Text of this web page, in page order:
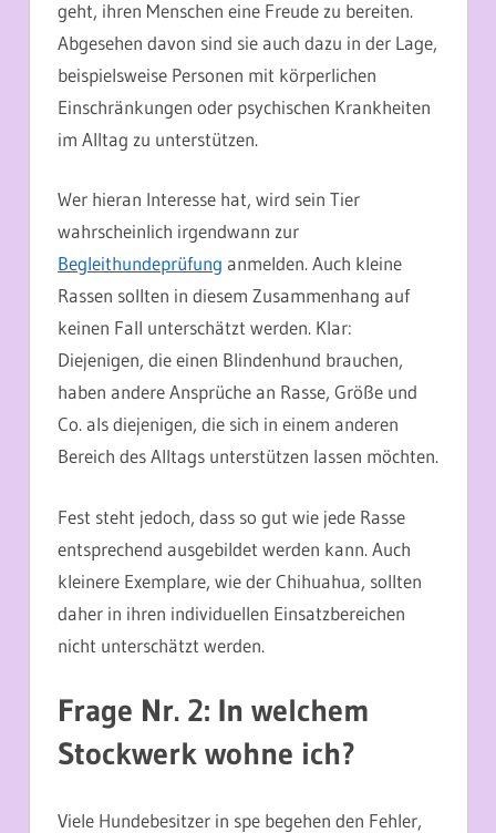
geht, ihren Menschen eine Freude zu bereiten.
Abgesehen davon sind sie auch dazu in der Lage,
beispielsweise Personen mit körperlichen
Einschränkungen oder psychischen Krankheiten
im Alltag zu unterstützen.
Wer hieran Interesse hat, wird sein Tier
wahrscheinlich irgendwann zur
Begleithundeprüfung anmelden. Auch kleine
Rassen sollten in diesem Zusammenhang auf
keinen Fall unterschätzt werden. Klar:
Diejenigen, die einen Blindenhund brauchen,
haben andere Ansprüche an Rasse, Größe und
Co. als diejenigen, die sich in einem anderen
Bereich des Alltags unterstützen lassen möchten.
Fest steht jedoch, dass so gut wie jede Rasse
entsprechend ausgebildet werden kann. Auch
kleinere Exemplare, wie der Chihuahua, sollten
daher in ihren individuellen Einsatzbereichen
nicht unterschätzt werden.
Frage Nr. 2: In welchem
Stockwerk wohne ich?
Viele Hundebesitzer in spe begehen den Fehler,